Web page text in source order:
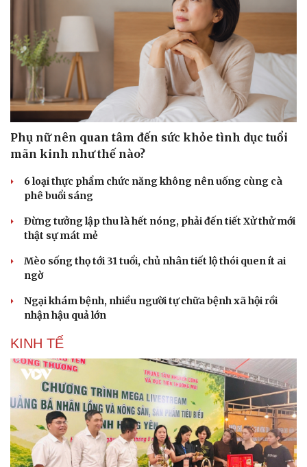
Phụ nữ nên quan tâm đến sức khỏe tình dục tuổi
mãn kinh như thế nào?
6 loại thực phẩm chức năng không nên uống cùng cà
phê buổi sáng
Đừng tưởng lập thu là hết nóng, phải đến tiết Xử thử mới
thật sự mát mẻ
Mèo sống thọ tới 31 tuổi, chủ nhân tiết lộ thói quen ít ai
ngờ
Ngại khám bệnh, nhiều người tự chữa bệnh xã hội rồi
nhận hậu quả lớn
KINH TẾ